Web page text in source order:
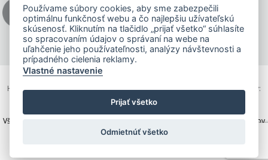
Konferencie
Oslavy
Slávnostné otvorenia
Športové dni
Hi-Reklama, s. r. o. | Komenského 11/A | 040 01 Košice | Otváracie hodiny:
PON-PIA 8:00 – 16:30 | tel.: +421 55 62 319 27, +421 55 62 333 72 |
| © 2026 Hi-Reklama | Vsetky prava vyhradene
Všeobecné vyhlásenie
Interná SMERNICA o prijímaní a vybavovaní podnetov
o protispoločenskej činnosti|Zásady ochrany osobných údajov
Používame súbory cookies, aby sme zabezpečili
optimálnu funkčnosť webu a čo najlepšiu užívateľskú
skúsenosť. Kliknutím na tlačidlo „prijať všetko“ súhlasíte
so spracovaním údajov o správaní na webe na
uľahčenie jeho používateľnosti, analýzy návštevnosti a
prípadného cielenia reklamy.
Vlastné nastavenie
Prijať všetko
Odmietnúť všetko